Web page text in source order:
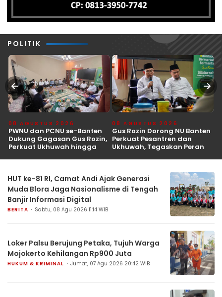
POLITIK
08 AGUSTUS 2026
PWNU dan PCNU se-Banten
Dukung Gagasan Gus Rozin,
Perkuat Ukhuwah hingga
08 AGUSTUS 2026
Gus Rozin Dorong NU Banten
Perkuat Pesantren dan
Ukhuwah, Tegaskan Peran
HUT ke-81 RI, Camat Andi Ajak Generasi
Muda Blora Jaga Nasionalisme di Tengah
Banjir Informasi Digital
BERITA Sabtu, 08 Agu 2026 11:14 WIB
Loker Palsu Berujung Petaka, Tujuh Warga
Mojokerto Kehilangan Rp900 Juta
HUKUM & KRIMINAL Jumat, 07 Agu 2026 20:42 WIB